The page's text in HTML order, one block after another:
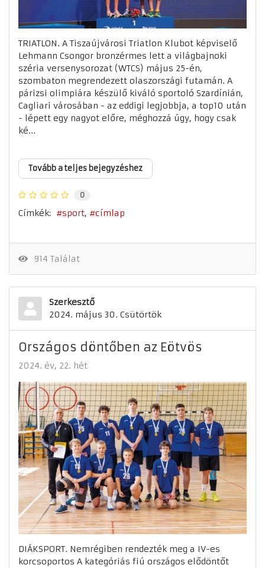
TRIATLON. A Tiszaújvárosi Triatlon Klubot képviselő
Lehmann Csongor bronzérmes lett a világbajnoki
széria versenysorozat (WTCS) május 25-én,
szombaton megrendezett olaszországi futamán. A
párizsi olimpiára készülő kiváló sportoló Szardínián,
Cagliari városában - az eddigi legjobbja, a top10 után
- lépett egy nagyot előre, méghozzá úgy, hogy csak
ké...
Tovább a teljes bejegyzéshez
0
Címkék: sport címlap
914 Találat
Szerkesztő
2024. május 30. Csütörtök
Országos döntőben az Eötvös
2024. év 22. hét
DIÁKSPORT. Nemrégiben rendezték meg a IV-es
korcsoportos A kategóriás fiú országos elődöntőt